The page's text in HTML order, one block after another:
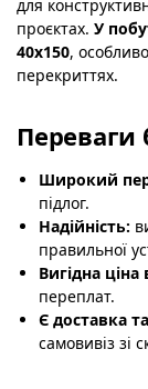
для
проєктах. У
40х150,
перекриттях.
Переваги
Широкий
підлог.
Надійність:
правильної
Вигідна
переплат.
Є доставка
самовивіз зі